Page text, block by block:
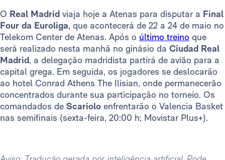
O Real Madrid viaja hoje a Atenas para disputar a Final
Four da Euroliga, que acontecerá de 22 a 24 de maio no
Telekom Center de Atenas. Após o último treino que
será realizado nesta manhã no ginásio da Ciudad Real
Madrid, a delegação madridista partirá de avião para a
capital grega. Em seguida, os jogadores se deslocarão
ao hotel Conrad Athens The Ilisian, onde permanecerão
concentrados durante sua participação no torneio. Os
comandados de Scariolo enfrentarão o Valencia Basket
nas semifinais (sexta-feira, 20:00 h; Movistar Plus+).